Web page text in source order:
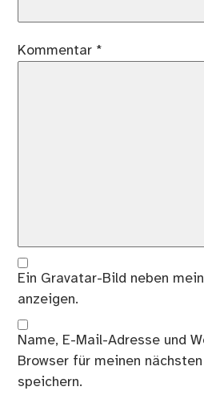
Kommentar *
Ein Gravatar-Bild neben
anzeigen.
Name, E-Mail-Adresse und
Browser für meinen
speichern.